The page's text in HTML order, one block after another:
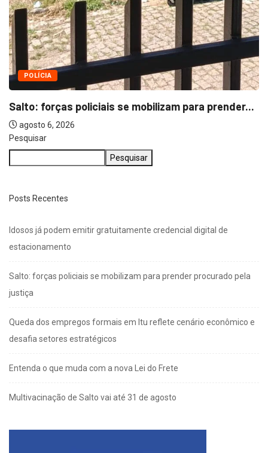
Pesquisar
Pesquisar
Posts Recentes
Idosos já podem emitir gratuitamente credencial digital de
estacionamento
Salto: forças policiais se mobilizam para prender procurado pela
justiça
Queda dos empregos formais em Itu reflete cenário econômico e
desafia setores estratégicos
Entenda o que muda com a nova Lei do Frete
Multivacinação de Salto vai até 31 de agosto